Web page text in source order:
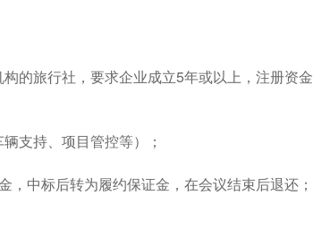
的旅行社，要求企业成立5年或以上，注册资金
支持、项目管控等）；
中标后转为履约保证金，在会议结束后退还；